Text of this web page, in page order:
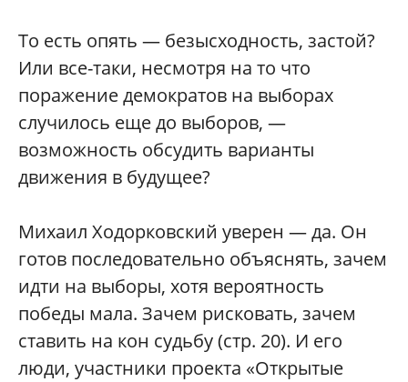
То есть опять — безысходность, застой?
Или все-таки, несмотря на то что
поражение демократов на выборах
случилось еще до выборов, —
возможность обсудить варианты
движения в будущее?
Михаил Ходорковский уверен — да. Он
готов последовательно объяснять, зачем
идти на выборы, хотя вероятность
победы мала. Зачем рисковать, зачем
ставить на кон судьбу (стр. 20). И его
люди, участники проекта «Открытые